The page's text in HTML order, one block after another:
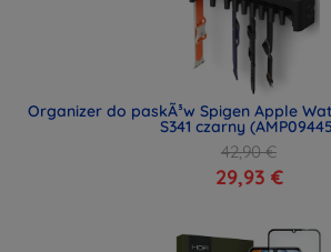
Organizer do paskÃ³w Spigen Apple
S341 czarny
42,90 €
29,93 €